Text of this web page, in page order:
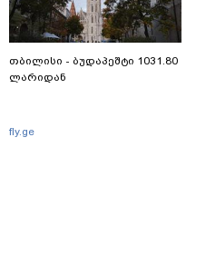
თბილისი - ბუდაპეშტი 1031.80
ლარიდან
fly.ge